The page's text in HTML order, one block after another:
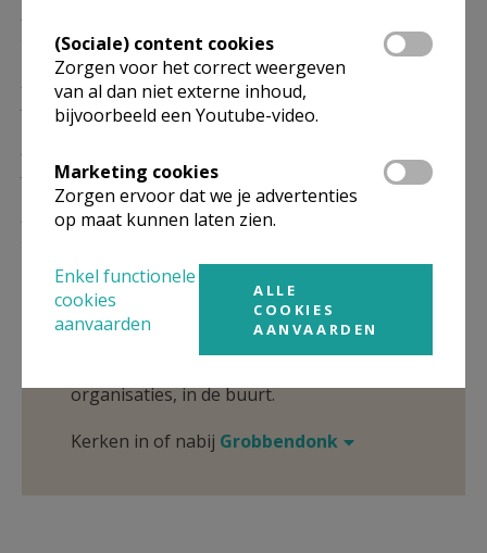
10.30 Gebedsdienst
30/05
10.30 Gebedsdienst
Omgeving
Niet gevonden wat je zocht? Hier vind je
organisaties, in de buurt.
Kerken in of nabij Grobbendonk
(Sociale) content cookies
Zorgen voor het correct weergeven
van al dan niet externe inhoud,
bijvoorbeeld een Youtube-video.
Marketing cookies
Zorgen ervoor dat we je advertenties
op maat kunnen laten zien.
Enkel functionele
cookies
aanvaarden
ALLE
COOKIES
AANVAARDEN